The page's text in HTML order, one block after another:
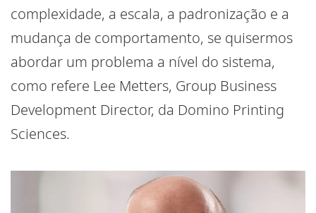
complexidade, a escala, a padronização e a
mudança de comportamento, se quisermos
abordar um problema a nível do sistema,
como refere Lee Metters, Group Business
Development Director, da Domino Printing
Sciences.